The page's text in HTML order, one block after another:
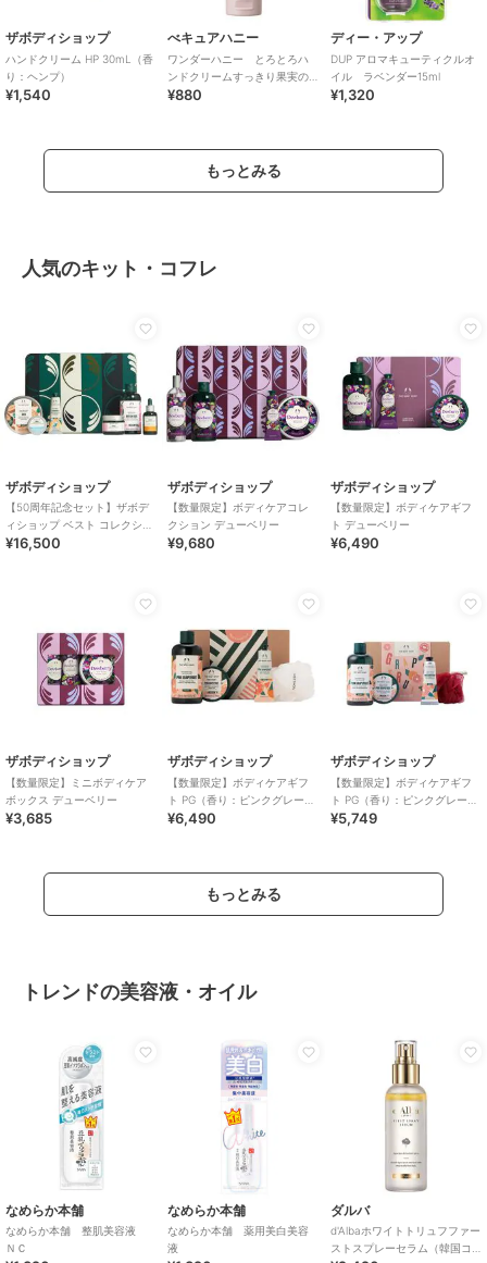
ザボディショップ
ハンドクリーム HP 30mL（香
り：ヘンプ）
¥1,540
べキュアハニー
ワンダーハニー とろとろハ
ンドクリームすっきり果実の
ブラックティー
¥880
ディー・アップ
DUP アロマキューティクルオ
イル ラベンダー15ml
¥1,320
もっとみる
人気のキット・コフレ
ザボディショップ
【50周年記念セット】ザボデ
ィショップ ベスト コレクショ
ン
¥16,500
ザボディショップ
【数量限定】ボディケアコレ
クション デューベリー
¥9,680
ザボディショップ
【数量限定】ボディケアギフ
ト デューベリー
¥6,490
ザボディショップ
【数量限定】ミニボディケア
ボックス デューベリー
¥3,685
ザボディショップ
【数量限定】ボディケアギフ
ト PG（香り：ピンクグレープ
フルーツ）
¥6,490
ザボディショップ
【数量限定】ボディケアギフ
ト PG（香り：ピンクグレープ
フルーツ）
¥5,749
もっとみる
トレンドの美容液・オイル
なめらか本舗
なめらか本舗 整肌美容液
ＮＣ
なめらか本舗
なめらか本舗 薬用美白美容
液
ダルバ
d'Albaホワイトトリュフファー
ストスプレーセラム（韓国コ